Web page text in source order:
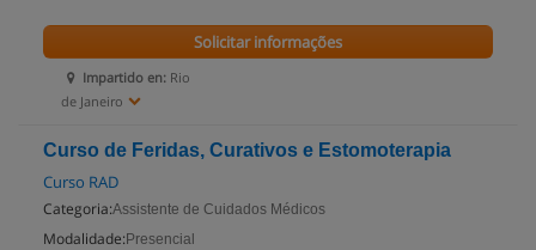
Impartido en: Rio
de Janeiro
Solicitar informações
Curso de Feridas, Curativos e Estomoterapia
Curso RAD
Categoria:Assistente de Cuidados Médicos
Modalidade: Presencial